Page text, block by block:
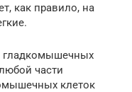
как правило, на
гладкомышечных
части
клеток